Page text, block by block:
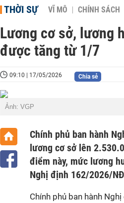
THỜI SỰ VĨ MÔ CHÍNH SÁCH
Lương cơ sở, lương
được tăng từ 1/7
09:10 | 17/05/2026 Chia sẻ
Ảnh: VGP
Chính phủ ban hành
lương cơ sở lên
điểm này, mức lương
Nghị định 162/2026/
Chính phủ ban hành